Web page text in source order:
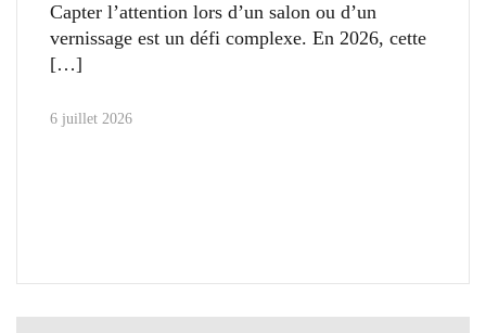
Capter l’attention lors d’un salon ou d’un
vernissage est un défi complexe. En 2026, cette
6 juillet 2026